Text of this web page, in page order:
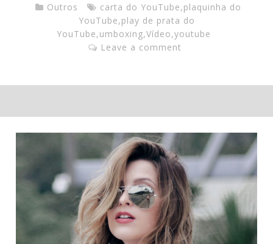
Outros carta do YouTube,plaquinha do
YouTube,play de prata do
YouTube,umboxing,Vídeo,youtube
Leave a comment